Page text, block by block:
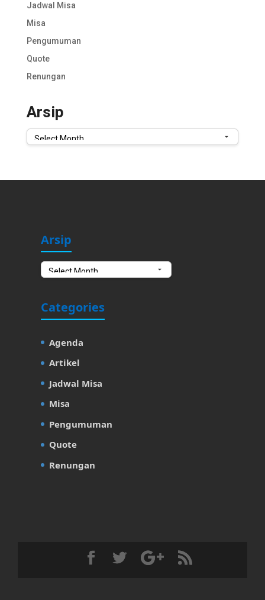
Jadwal Misa
Misa
Pengumuman
Quote
Renungan
Arsip
Arsip
ArsipArsip
Categories
Agenda
Artikel
Jadwal Misa
Misa
Pengumuman
Quote
Renungan